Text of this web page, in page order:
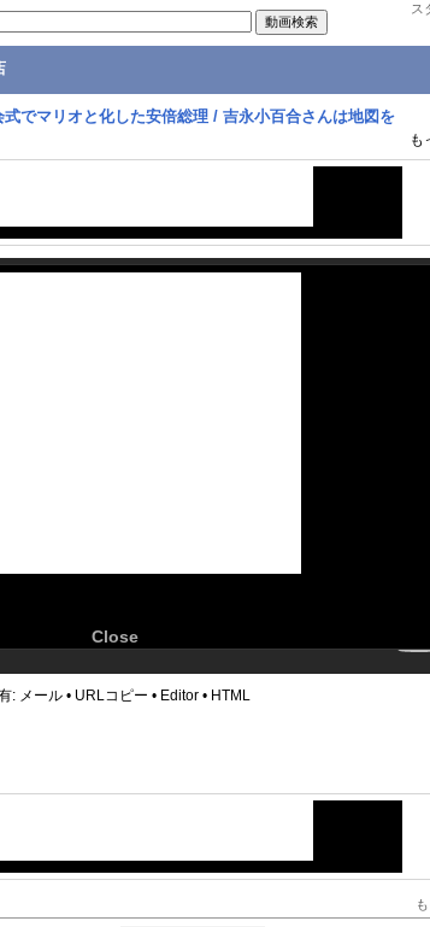
ス
式でマリオと化した安倍総理 / 吉永小百合さんは地図を
も
Close
: メール • URLコピー • Editor • HTML